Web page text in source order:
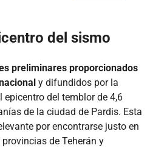
del sismo
preliminares proporcionados
y difundidos por la
del temblor de 4,6
de la ciudad de Pardis. Esta
por encontrarse justo en
de Teherán y